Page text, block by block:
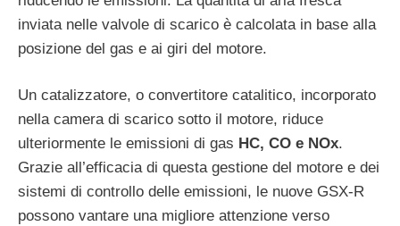
inviata nelle valvole di scarico è calcolata in base alla
posizione del gas e ai giri del motore.
Un catalizzatore, o convertitore catalitico, incorporato
nella camera di scarico sotto il motore, riduce
ulteriormente le emissioni di gas HC, CO e NOx.
Grazie all’efficacia di questa gestione del motore e dei
sistemi di controllo delle emissioni, le nuove GSX-R
possono vantare una migliore attenzione verso